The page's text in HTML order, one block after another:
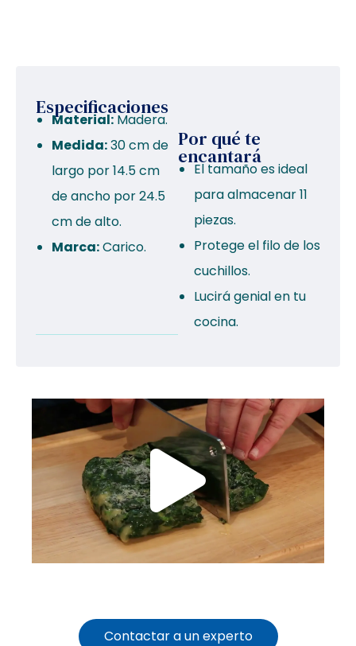
Especificaciones
Material: Madera.
Medida:30 cm de
largo por 14.5 cm
de ancho por 24.5
cm de alto.
Marca:Carico.
Por qué te
encantará
El tamaño es ideal
para almacenar 11
piezas.
Protege el filo de los
cuchillos.
Lucirá genial en tu
cocina.
Contactar a un experto